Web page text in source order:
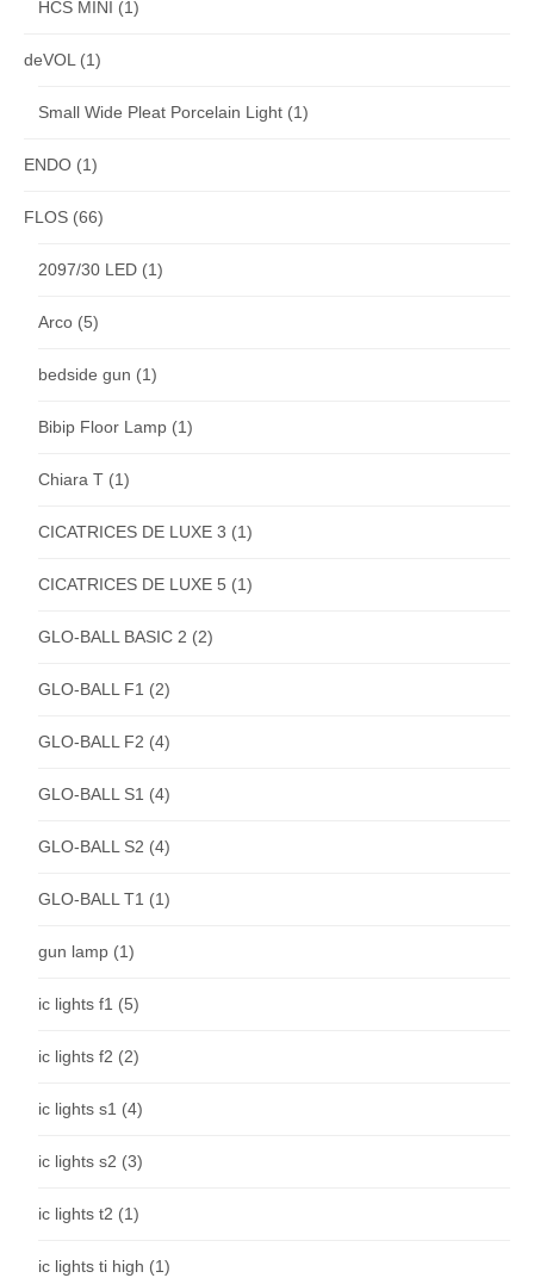
HCS MINI (1)
deVOL (1)
Small Wide Pleat Porcelain Light (1)
ENDO (1)
FLOS (66)
2097/30 LED (1)
Arco (5)
bedside gun (1)
Bibip Floor Lamp (1)
Chiara T (1)
CICATRICES DE LUXE 3 (1)
CICATRICES DE LUXE 5 (1)
GLO-BALL BASIC 2 (2)
GLO-BALL F1 (2)
GLO-BALL F2 (4)
GLO-BALL S1 (4)
GLO-BALL S2 (4)
GLO-BALL T1 (1)
gun lamp (1)
ic lights f1 (5)
ic lights f2 (2)
ic lights s1 (4)
ic lights s2 (3)
ic lights t2 (1)
ic lights ti high (1)